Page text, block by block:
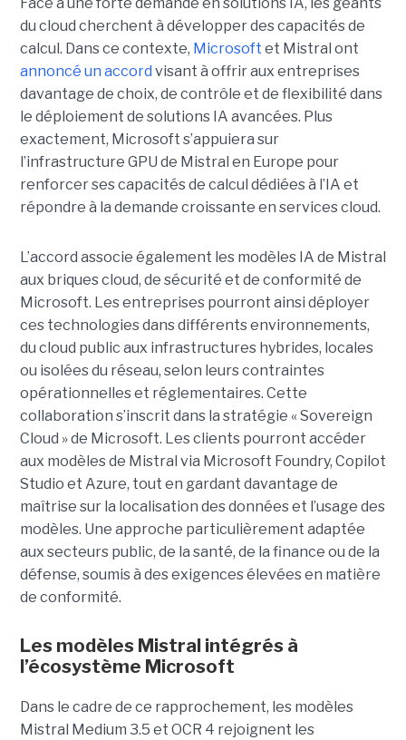
du cloud cherchent à développer des capacités de
calcul. Dans ce contexte, Microsoft et Mistral ont
annoncé un accord visant à offrir aux entreprises
davantage de choix, de contrôle et de flexibilité dans
le déploiement de solutions IA avancées. Plus
exactement, Microsoft s’appuiera sur
l’infrastructure GPU de Mistral en Europe pour
renforcer ses capacités de calcul dédiées à l’IA et
répondre à la demande croissante en services cloud.
L’accord associe également les modèles IA de Mistral
aux briques cloud, de sécurité et de conformité de
Microsoft. Les entreprises pourront ainsi déployer
ces technologies dans différents environnements,
du cloud public aux infrastructures hybrides, locales
ou isolées du réseau, selon leurs contraintes
opérationnelles et réglementaires. Cette
collaboration s’inscrit dans la stratégie « Sovereign
Cloud » de Microsoft. Les clients pourront accéder
aux modèles de Mistral via Microsoft Foundry, Copilot
Studio et Azure, tout en gardant davantage de
maîtrise sur la localisation des données et l’usage des
modèles. Une approche particulièrement adaptée
aux secteurs public, de la santé, de la finance ou de la
défense, soumis à des exigences élevées en matière
de conformité.
Les modèles Mistral intégrés à
l’écosystème Microsoft
Dans le cadre de ce rapprochement, les modèles
Mistral Medium 3.5 et OCR 4 rejoignent les